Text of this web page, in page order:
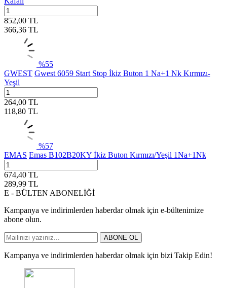
852,00 TL
366,36 TL
%55
GWEST Gwest 6059 Start Stop İkiz Buton 1 Na+1 Nk Kırmızı-
Yeşil
264,00 TL
118,80 TL
%57
EMAS Emas B102B20KY İkiz Buton Kırmızı/Yeşil 1Na+1Nk
674,40 TL
289,99 TL
E - BÜLTEN ABONELİĞİ
Kampanya ve indirimlerden haberdar olmak için e-bültenimize
abone olun.
ABONE OL
Kampanya ve indirimlerden haberdar olmak için bizi Takip Edin!